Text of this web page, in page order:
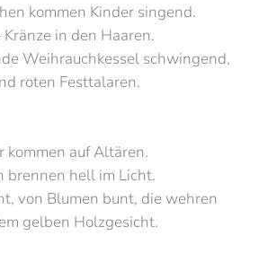
kommen Kinder singend.
in den Haaren.
Weihrauchkessel schwingend,
roten Festtalaren.
kommen auf Altären.
brennen hell im Licht.
von Blumen bunt, die wehren
gelben Holzgesicht.